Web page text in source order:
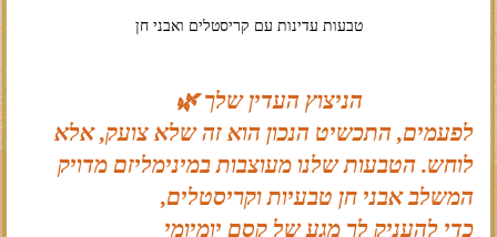
טבעות עדינות עם קריסטלים ואבני חן
הניצוץ העדין שלך 🌿
לפעמים, התכשיט הנכון הוא זה שלא צועק, אלא
לוחש. הטבעות שלנו מעוצבות במינימליזם מדויק
המשלב אבני חן טבעיות וקריסטלים,
כדי להעניק לך מגע של קסם יומיומי